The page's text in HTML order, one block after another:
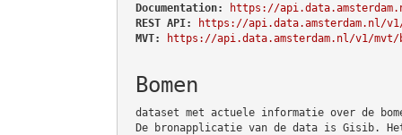
Documentation:
https://
REST API:
https://api.data.amsterdam.nl/v1/
MVT:
https://api.data.amsterdam.nl/v1/mvt/
Bomen
dataset met actuele informatie over de
De bronapplicatie van de data is Gisib. Het